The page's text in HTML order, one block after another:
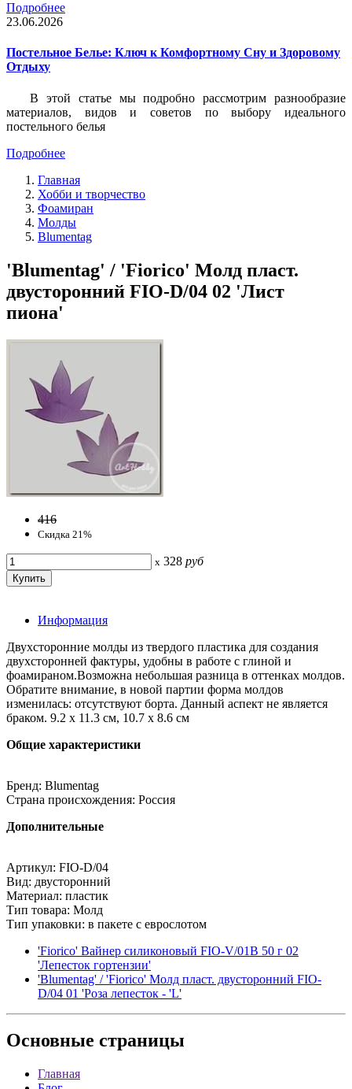
Подробнее
23.06.2026
Постельное Белье: Ключ к Комфортному Сну и Здоровому
Отдыху
В этой статье мы подробно рассмотрим разнообразие
материалов, видов и советов по выбору идеального
постельного белья
Подробнее
Главная
Хобби и творчество
Фоамиран
Молды
Blumentag
'Blumentag' / 'Fiorico' Молд пласт.
двусторонний FIO-D/04 02 'Лист
пиона'
416
Скидка 21%
x 328 руб
Информация
Двухсторонние молды из твердого пластика для создания
двухсторонней фактуры, удобны в работе с глиной и
фоамираном.Возможна небольшая разница в оттенках молдов.
Обратите внимание, в новой партии форма молдов
изменилась: отсутствуют борта. Данный аспект не является
браком. 9.2 х 11.3 см, 10.7 х 8.6 см
Общие характеристики
Бренд: Blumentag
Страна происхождения: Россия
Дополнительные
Артикул: FIO-D/04
Вид: двусторонний
Материал: пластик
Тип товара: Молд
Тип упаковки: в пакете с еврослотом
'Fiorico' Вайнер силиконовый FIO-V/01B 50 г 02
'Лепесток гортензии'
'Blumentag' / 'Fiorico' Молд пласт. двусторонний FIO-
D/04 01 'Роза лепесток - 'L'
Основные страницы
Главная